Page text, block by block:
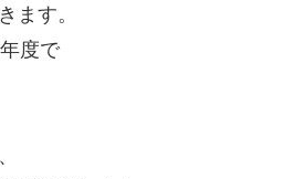
ます。
度で